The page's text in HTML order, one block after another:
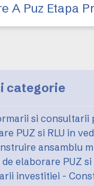
A Puz Etapa
categorie
si consultarii
PUZ si RLU in
ansamblu
elaborare PUZ si
investitiei -